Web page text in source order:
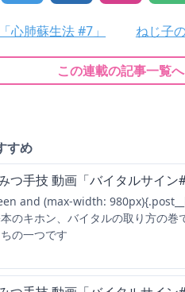
心肺蘇生法 #7」 ねじ子
この連載の記事一覧へ
すめ
つ手技 動画「バイタルサイン
and (max-width:
のキホン、バイタルの取り方の
の一つです